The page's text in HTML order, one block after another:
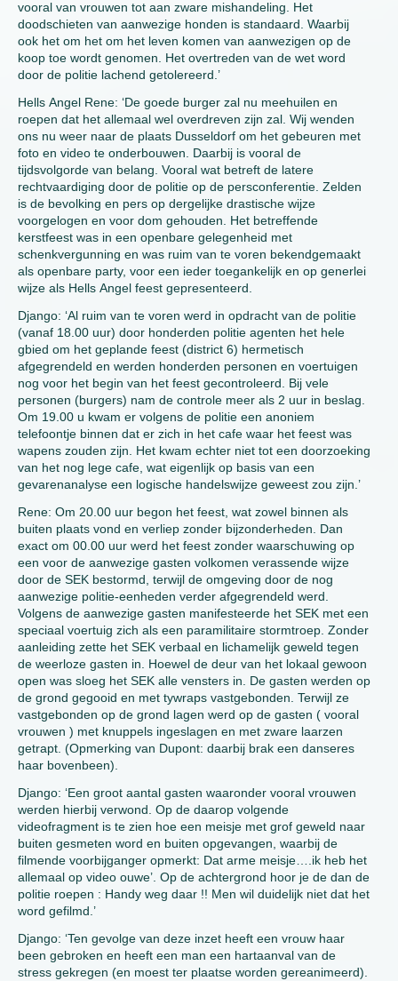
vooral van vrouwen tot aan zware mishandeling. Het
doodschieten van aanwezige honden is standaard. Waarbij
ook het om het om het leven komen van aanwezigen op de
koop toe wordt genomen. Het overtreden van de wet word
door de politie lachend getolereerd.’
Hells Angel Rene: ‘De goede burger zal nu meehuilen en
roepen dat het allemaal wel overdreven zijn zal. Wij wenden
ons nu weer naar de plaats Dusseldorf om het gebeuren met
foto en video te onderbouwen. Daarbij is vooral de
tijdsvolgorde van belang. Vooral wat betreft de latere
rechtvaardiging door de politie op de persconferentie. Zelden
is de bevolking en pers op dergelijke drastische wijze
voorgelogen en voor dom gehouden. Het betreffende
kerstfeest was in een openbare gelegenheid met
schenkvergunning en was ruim van te voren bekendgemaakt
als openbare party, voor een ieder toegankelijk en op generlei
wijze als Hells Angel feest gepresenteerd.
Django: ‘Al ruim van te voren werd in opdracht van de politie
(vanaf 18.00 uur) door honderden politie agenten het hele
gbied om het geplande feest (district 6) hermetisch
afgegrendeld en werden honderden personen en voertuigen
nog voor het begin van het feest gecontroleerd. Bij vele
personen (burgers) nam de controle meer als 2 uur in beslag.
Om 19.00 u kwam er volgens de politie een anoniem
telefoontje binnen dat er zich in het cafe waar het feest was
wapens zouden zijn. Het kwam echter niet tot een doorzoeking
van het nog lege cafe, wat eigenlijk op basis van een
gevarenanalyse een logische handelswijze geweest zou zijn.’
Rene: Om 20.00 uur begon het feest, wat zowel binnen als
buiten plaats vond en verliep zonder bijzonderheden. Dan
exact om 00.00 uur werd het feest zonder waarschuwing op
een voor de aanwezige gasten volkomen verassende wijze
door de SEK bestormd, terwijl de omgeving door de nog
aanwezige politie-eenheden verder afgegrendeld werd.
Volgens de aanwezige gasten manifesteerde het SEK met een
speciaal voertuig zich als een paramilitaire stormtroep. Zonder
aanleiding zette het SEK verbaal en lichamelijk geweld tegen
de weerloze gasten in. Hoewel de deur van het lokaal gewoon
open was sloeg het SEK alle vensters in. De gasten werden op
de grond gegooid en met tywraps vastgebonden. Terwijl ze
vastgebonden op de grond lagen werd op de gasten ( vooral
vrouwen ) met knuppels ingeslagen en met zware laarzen
getrapt. (Opmerking van Dupont: daarbij brak een danseres
haar bovenbeen).
Django: ‘Een groot aantal gasten waaronder vooral vrouwen
werden hierbij verwond. Op de daarop volgende
videofragment is te zien hoe een meisje met grof geweld naar
buiten gesmeten word en buiten opgevangen, waarbij de
filmende voorbijganger opmerkt: Dat arme meisje….ik heb het
allemaal op video ouwe’. Op de achtergrond hoor je de dan de
politie roepen : Handy weg daar !! Men wil duidelijk niet dat het
word gefilmd.’
Django: ‘Ten gevolge van deze inzet heeft een vrouw haar
been gebroken en heeft een man een hartaanval van de
stress gekregen (en moest ter plaatse worden gereanimeerd).